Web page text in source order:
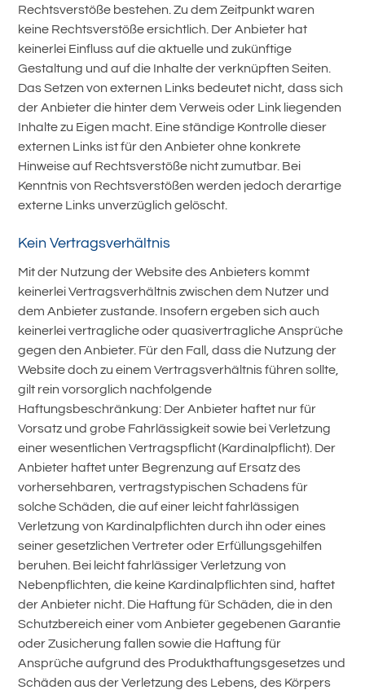
Rechtsverstöße bestehen. Zu dem Zeitpunkt waren
keine Rechtsverstöße ersichtlich. Der Anbieter hat
keinerlei Einfluss auf die aktuelle und zukünftige
Gestaltung und auf die Inhalte der verknüpften Seiten.
Das Setzen von externen Links bedeutet nicht, dass sich
der Anbieter die hinter dem Verweis oder Link liegenden
Inhalte zu Eigen macht. Eine ständige Kontrolle dieser
externen Links ist für den Anbieter ohne konkrete
Hinweise auf Rechtsverstöße nicht zumutbar. Bei
Kenntnis von Rechtsverstößen werden jedoch derartige
externe Links unverzüglich gelöscht.
Kein Vertragsverhältnis
Mit der Nutzung der Website des Anbieters kommt
keinerlei Vertragsverhältnis zwischen dem Nutzer und
dem Anbieter zustande. Insofern ergeben sich auch
keinerlei vertragliche oder quasivertragliche Ansprüche
gegen den Anbieter. Für den Fall, dass die Nutzung der
Website doch zu einem Vertragsverhältnis führen sollte,
gilt rein vorsorglich nachfolgende
Haftungsbeschränkung: Der Anbieter haftet nur für
Vorsatz und grobe Fahrlässigkeit sowie bei Verletzung
einer wesentlichen Vertragspflicht (Kardinalpflicht). Der
Anbieter haftet unter Begrenzung auf Ersatz des
vorhersehbaren, vertragstypischen Schadens für
solche Schäden, die auf einer leicht fahrlässigen
Verletzung von Kardinalpflichten durch ihn oder eines
seiner gesetzlichen Vertreter oder Erfüllungsgehilfen
beruhen. Bei leicht fahrlässiger Verletzung von
Nebenpflichten, die keine Kardinalpflichten sind, haftet
der Anbieter nicht. Die Haftung für Schäden, die in den
Schutzbereich einer vom Anbieter gegebenen Garantie
oder Zusicherung fallen sowie die Haftung für
Ansprüche aufgrund des Produkthaftungsgesetzes und
Schäden aus der Verletzung des Lebens, des Körpers